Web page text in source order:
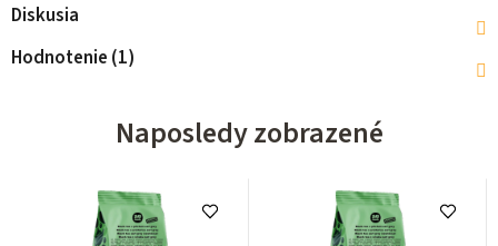
Diskusia
Hodnotenie (1)
Naposledy zobrazené